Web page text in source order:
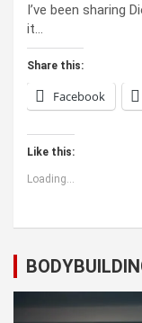
I’ve been sharing
it…
Share this:
Facebook
Like this:
Loading...